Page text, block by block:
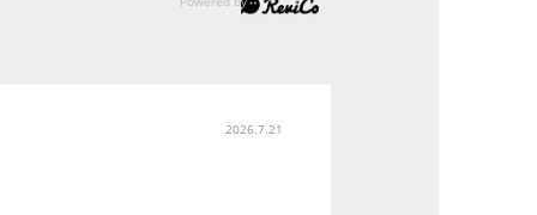
2026.7.21